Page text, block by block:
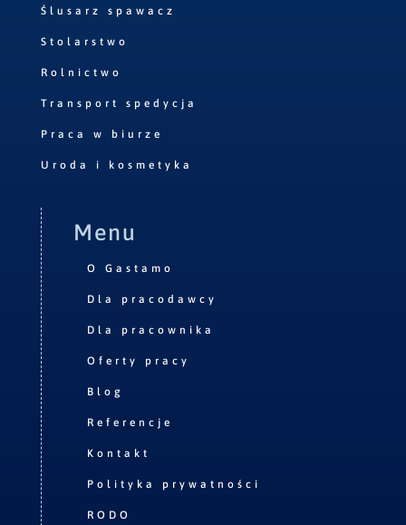
Ślusarz spawacz
Stolarstwo
Rolnictwo
Transport spedycja
Praca w biurze
Uroda i kosmetyka
Menu
O Gastamo
Dla pracodawcy
Dla pracownika
Oferty pracy
Blog
Referencje
Kontakt
Polityka prywatności
RODO